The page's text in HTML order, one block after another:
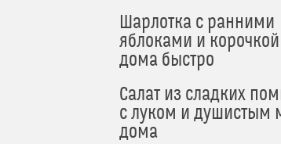
Шарлотка с ранними
яблоками и
дома быстро
Салат из сладких
с луком и душистым
дома